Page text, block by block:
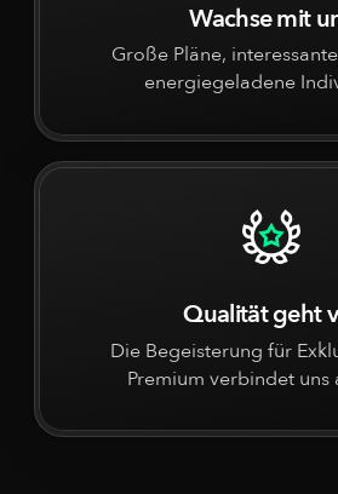
Wachse mit
Große Pläne,
energiegeladene
Qualität geht
Die Begeisterung für
Premium verbindet uns